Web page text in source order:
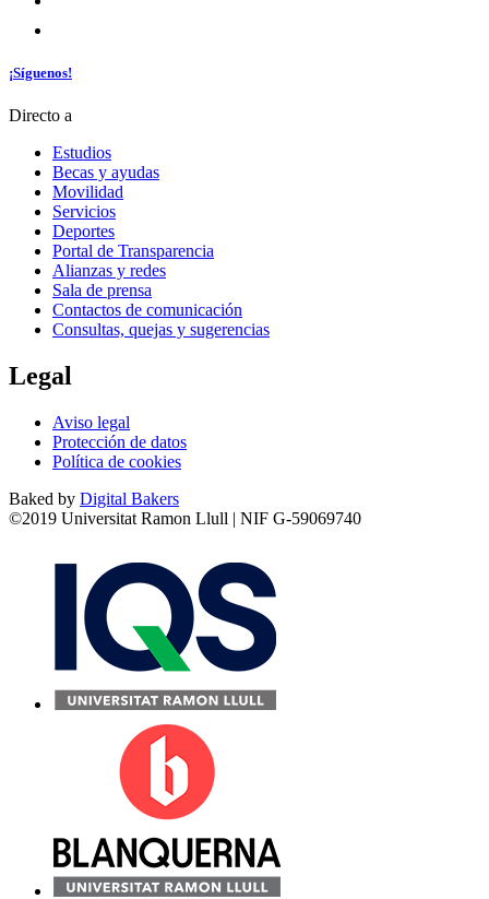
¡Síguenos!
Directo a
Estudios
Becas y ayudas
Movilidad
Servicios
Deportes
Portal de Transparencia
Alianzas y redes
Sala de prensa
Contactos de comunicación
Consultas, quejas y sugerencias
Legal
Aviso legal
Protección de datos
Política de cookies
Baked by Digital Bakers
©2019 Universitat Ramon Llull | NIF G-59069740